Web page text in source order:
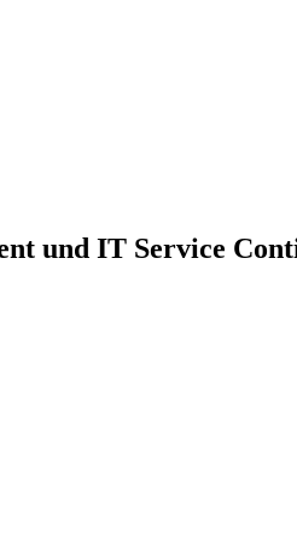
und IT Service